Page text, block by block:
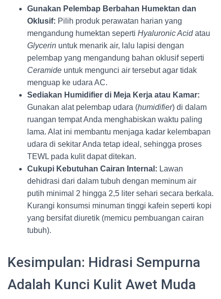
Gunakan Pelembap Berbahan Humektan dan
Oklusif: Pilih produk perawatan harian yang
mengandung humektan seperti Hyaluronic Acidatau
Glycerin untuk menarik air, lalu lapisi dengan
pelembap yang mengandung bahan oklusif seperti
Ceramide untuk mengunci air tersebut agar tidak
menguap ke udara AC.
Sediakan Humidifier di Meja Kerja atau Kamar:
Gunakan alat pelembap udara (humidifier) di dalam
ruangan tempat Anda menghabiskan waktu paling
lama. Alat ini membantu menjaga kadar kelembapan
udara di sekitar Anda tetap ideal, sehingga proses
TEWL pada kulit dapat ditekan.
Cukupi Kebutuhan Cairan Internal: Lawan
dehidrasi dari dalam tubuh dengan meminum air
putih minimal 2 hingga 2,5 liter sehari secara berkala.
Kurangi konsumsi minuman tinggi kafein seperti kopi
yang bersifat diuretik (memicu pembuangan cairan
tubuh).
Kesimpulan: Hidrasi Sempurna
Adalah Kunci Kulit Awet Muda